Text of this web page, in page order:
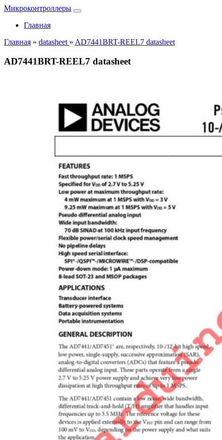
Микроконтроллеры
Главная
Главная » datasheet » AD7441BRT-REEL7 datasheet
AD7441BRT-REEL7 datasheet